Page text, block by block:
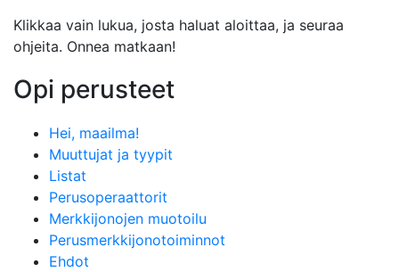
Klikkaa vain lukua, josta haluat aloittaa, ja seuraa
ohjeita. Onnea matkaan!
Opi perusteet
Hei, maailma!
Muuttujat ja tyypit
Listat
Perusoperaattorit
Merkkijonojen muotoilu
Perusmerkkijonotoiminnot
Ehdot